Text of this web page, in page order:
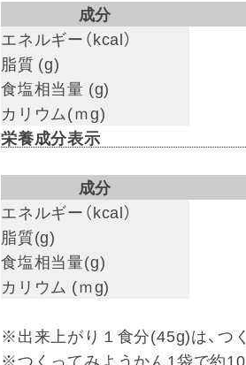
成分
エネルギー（kcal）
脂質 (g)
食塩相当量 (g)
カリウム(ｍg)
栄養成分表示
成分
エネルギー（kcal）
脂質(g)
食塩相当量(g)
カリウム (ｍg)
※出来上がり１食分(45g)は、つ
※つくってみようかん1袋で約10